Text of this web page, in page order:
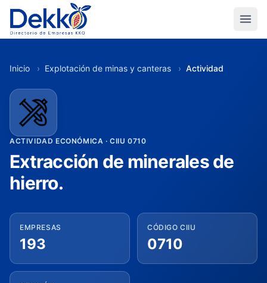
Inicio › Explotación de minas y canteras › Actividad
ACTIVIDAD ECONÓMICA · CIIU 0710
Extracción de minerales de
hierro.
EMPRESAS
193
CÓDIGO CIIU
0710